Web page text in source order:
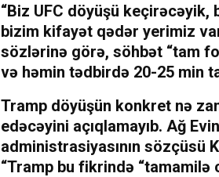
“Biz UFC döyüşü keçirəcəyik,
bizim kifayət qədər yerimiz
sözlərinə görə, söhbət “tam
və həmin tədbirdə 20-25 min
Tramp döyüşün konkret nə
edəcəyini açıqlamayıb. Ağ
administrasiyasının
“Tramp bu fikrində “tamamilə